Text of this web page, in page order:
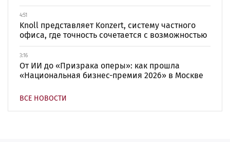
4:51
Knoll представляет Konzert, систему частного
офиса, где точность сочетается с возможностью
3:16
От ИИ до «Призрака оперы»: как прошла
«Национальная бизнес-премия 2026» в Москве
ВСЕ НОВОСТИ